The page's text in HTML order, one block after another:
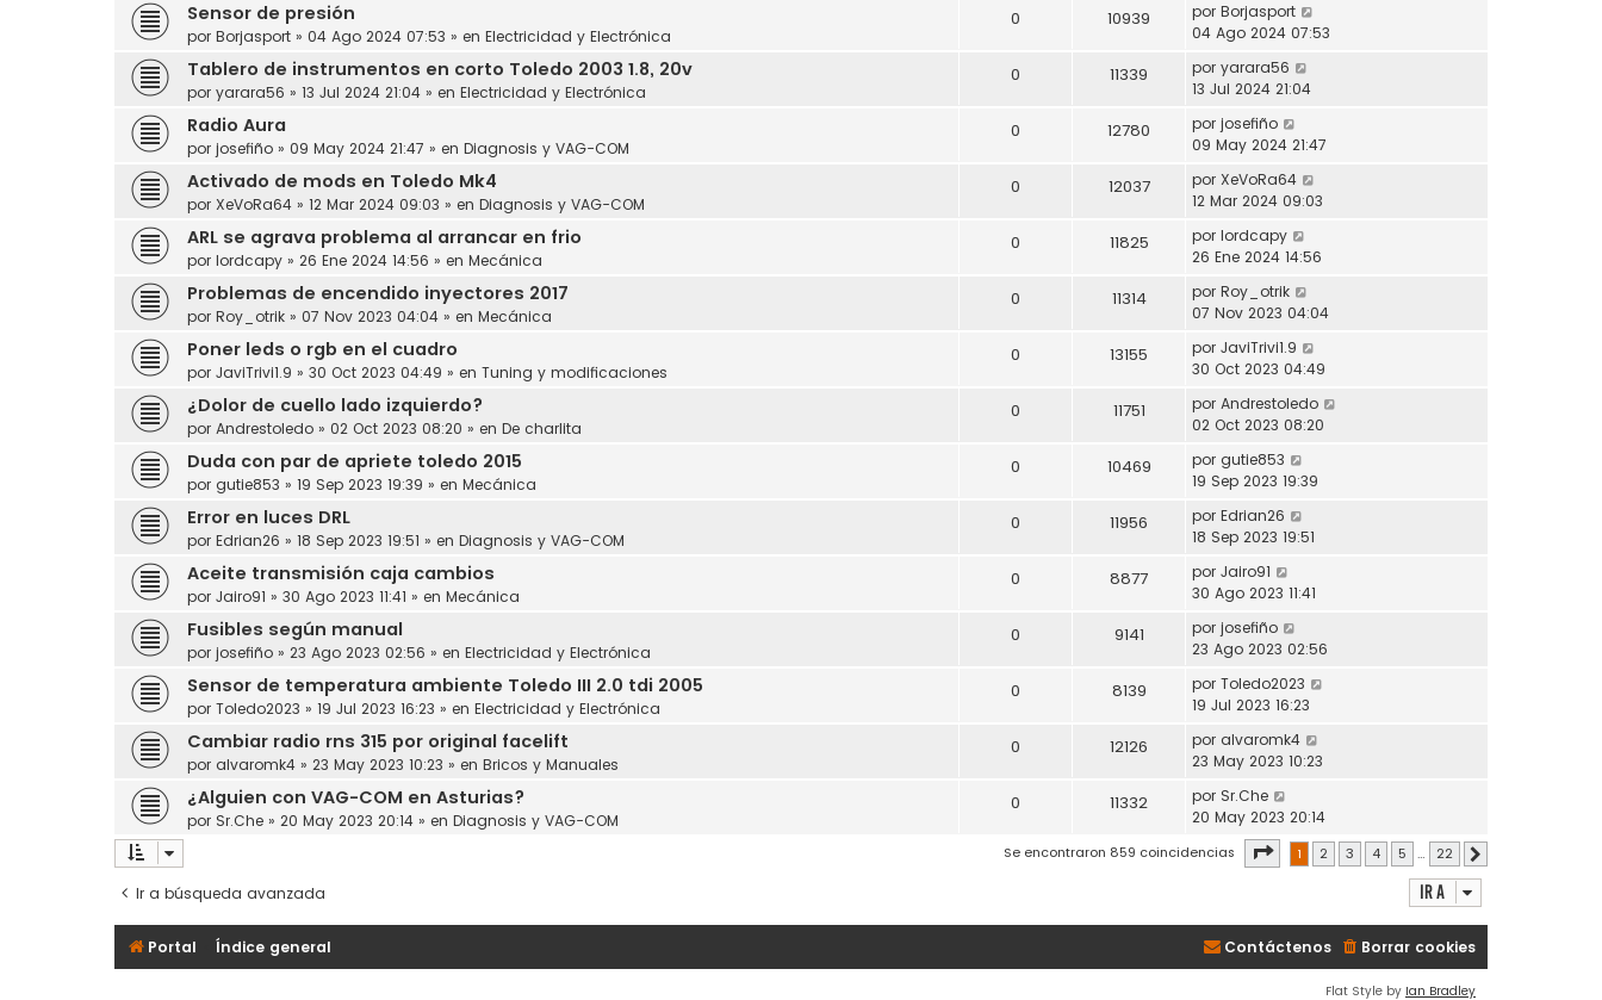
Sensor de presión
por Borjasport » 04 Ago 2024 07:53 » en Electricidad y Electrónica
0 10939 por Borjasport
04 Ago 2024 07:53
Tablero de instrumentos en corto Toledo 2003 1.8, 20v
por yarara56 » 13 Jul 2024 21:04 » en Electricidad y Electrónica
0 11339 por yarara56
13 Jul 2024 21:04
Radio Aura
por josefiño » 09 May 2024 21:47 » en Diagnosis y VAG-COM
0 12780 por josefiño
09 May 2024 21:47
Activado de mods en Toledo Mk4
por XeVoRa64 » 12 Mar 2024 09:03 » en Diagnosis y VAG-COM
0 12037 por XeVoRa64
12 Mar 2024 09:03
ARL se agrava problema al arrancar en frio
por lordcapy » 26 Ene 2024 14:56 » en Mecánica
0 11825 por lordcapy
26 Ene 2024 14:56
Problemas de encendido inyectores 2017
por Roy_otrik » 07 Nov 2023 04:04 » en Mecánica
0 11314 por Roy_otrik
07 Nov 2023 04:04
Poner leds o rgb en el cuadro
por JaviTrivi1.9 » 30 Oct 2023 04:49 » en Tuning y modificaciones
0 13155 por JaviTrivi1.9
30 Oct 2023 04:49
¿Dolor de cuello lado izquierdo?
por Andrestoledo » 02 Oct 2023 08:20 » en De charlita
0 11751 por Andrestoledo
02 Oct 2023 08:20
Duda con par de apriete toledo 2015
por gutie853 » 19 Sep 2023 19:39 » en Mecánica
0 10469 por gutie853
19 Sep 2023 19:39
Error en luces DRL
por Edrian26 » 18 Sep 2023 19:51 » en Diagnosis y VAG-COM
0 11956 por Edrian26
18 Sep 2023 19:51
Aceite transmisión caja cambios
por Jairo91 » 30 Ago 2023 11:41 » en Mecánica
0 8877 por Jairo91
30 Ago 2023 11:41
Fusibles según manual
por josefiño » 23 Ago 2023 02:56 » en Electricidad y Electrónica
0 9141 por josefiño
23 Ago 2023 02:56
Sensor de temperatura ambiente Toledo III 2.0 tdi 2005
por Toledo2023 » 19 Jul 2023 16:23 » en Electricidad y Electrónica
0 8139 por Toledo2023
19 Jul 2023 16:23
Cambiar radio rns 315 por original facelift
por alvaromk4 » 23 May 2023 10:23 » en Bricos y Manuales
0 12126 por alvaromk4
23 May 2023 10:23
¿Alguien con VAG-COM en Asturias?
por Sr.Che » 20 May 2023 20:14 » en Diagnosis y VAG-COM
0 11332 por Sr.Che
20 May 2023 20:14
Se encontraron 859 coincidencias Página1 de
1 2 3 4 5 … 22
Ir a búsqueda avanzada Ir a
Portal Índice general Borrar cookies
Contáctenos
Flat Style by Ian Bradley